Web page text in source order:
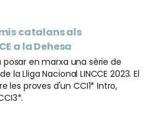
catalans als
a la Dehesa
posar en marxa una sèrie de
la Lliga Nacional LINCCE 2023. El
les proves d'un CCI1* Intro,